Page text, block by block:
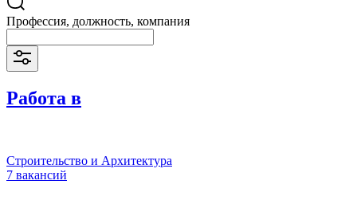
Профессия, должность, компания
Работа в
Строительство и Архитектура
7 вакансий